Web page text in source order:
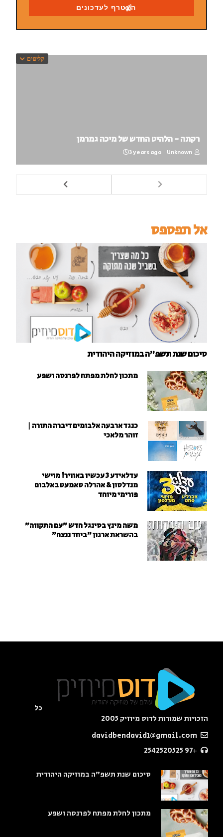
קליפים
רקתה - הלהיט החדש של מיכה גמרמן
Unknown
3 years ago
אל תפספס
סיכום שנת תשפ"ה במוזיקה היהודית
מתכון לחלת מפתח לפרנסה ושפע
כנגד ארבעה אלבומים דיברה התורה |
זוהר מלאכי
עדלאידע 3 עכשיו באוויר! מוישי
מנדלסון & אהרלה סאמעט באלבום
פורימי מיוחד
משה מינץ בסינגל חדש ״עם התקווה״
בהשראת ארגון "ביחד ננצח"
כל
הזכויות שמורות לדוס מיוזיק 2005
+97 2542520525
סיכום שנת תשפ"ה במוזיקה היהודית
מתכון לחלת מפתח לפרנסה ושפע